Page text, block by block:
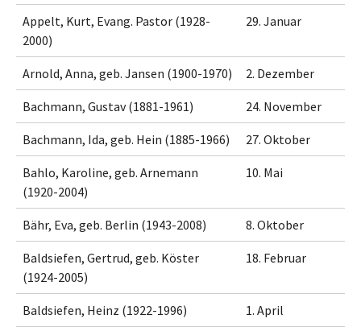
Appelt, Kurt, Evang. Pastor (1928-
2000)
29. Januar
Arnold, Anna, geb. Jansen (1900-1970) 2. Dezember
Bachmann, Gustav (1881-1961) 24. November
Bachmann, Ida, geb. Hein (1885-1966) 27. Oktober
Bahlo, Karoline, geb. Arnemann
(1920-2004)
10. Mai
Bähr, Eva, geb. Berlin (1943-2008) 8. Oktober
Baldsiefen, Gertrud, geb. Köster
(1924-2005)
18. Februar
Baldsiefen, Heinz (1922-1996) 1. April